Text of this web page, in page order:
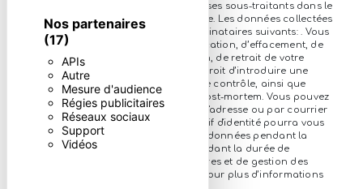
Nos partenaires
(17)
APIs
Autre
Mesure d'audience
Régies publicitaires
Réseaux sociaux
Support
Vidéos
informatisé. Elles sont destinées à et ses sous-traitants dans le
seul but de répondre à votre message. Les données collectées
seront communiquées aux seuls destinataires suivants: . Vous
disposez de droits d’accès, de rectification, d’effacement, de
portabilité, de limitation, d’opposition, de retrait de votre
consentement à tout moment et du droit d’introduire une
réclamation auprès d’une autorité de contrôle, ainsi que
d’organiser le sort de vos données post-mortem. Vous pouvez
exercer ces droits par voie postale à l'adresse ou par courrier
électronique à l'adresse . Un justificatif d'identité pourra vous
être demandé. Nous conservons vos données pendant la
période de prise de contact puis pendant la durée de
prescription légale aux fins probatoires et de gestion des
contentieux. Consultez le site cnil.fr pour plus d’informations